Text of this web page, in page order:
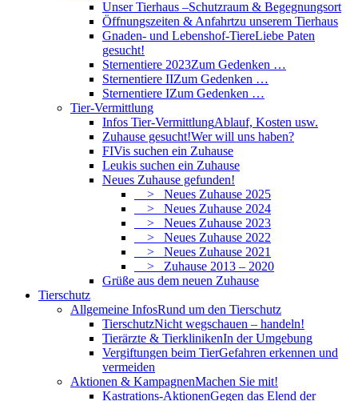
Unser Tierhaus –Schutzraum & Begegnungsort
Öffnungszeiten & Anfahrtzu unserem Tierhaus
Gnaden- und Lebenshof-TiereLiebe Paten
gesucht!
Sternentiere 2023Zum Gedenken …
Sternentiere IIZum Gedenken …
Sternentiere IZum Gedenken …
Tier-Vermittlung
Infos Tier-VermittlungAblauf, Kosten usw.
Zuhause gesucht!Wer will uns haben?
FIVis suchen ein Zuhause
Leukis suchen ein Zuhause
Neues Zuhause gefunden!
> Neues Zuhause 2025
> Neues Zuhause 2024
> Neues Zuhause 2023
> Neues Zuhause 2022
> Neues Zuhause 2021
> Zuhause 2013 – 2020
Grüße aus dem neuen Zuhause
Tierschutz
Allgemeine InfosRund um den Tierschutz
TierschutzNicht wegschauen – handeln!
Tierärzte & TierklinikenIn der Umgebung
Vergiftungen beim TierGefahren erkennen und
vermeiden
Aktionen & KampagnenMachen Sie mit!
Kastrations-AktionenGegen das Elend der